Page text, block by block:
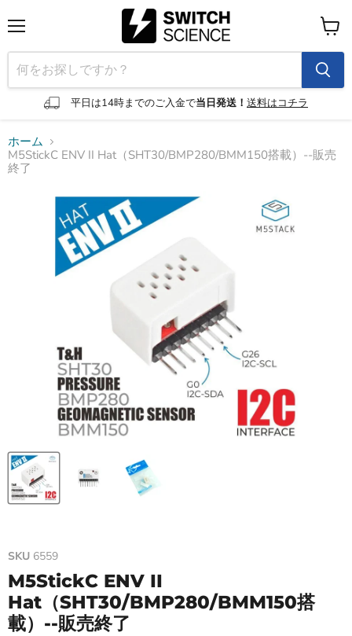
ニ
ュ
ー
平日は14時までのご入金で当日発送！ 送料はコチラ
カ
ー
ト
を
見
ホーム
M5StickC ENV II Hat（SHT30/BMP280/BMM150搭載）--販売
終了
SKU 6559
M5StickC ENV II
Hat（SHT30/BMP280/BMM150搭
載）--販売終了